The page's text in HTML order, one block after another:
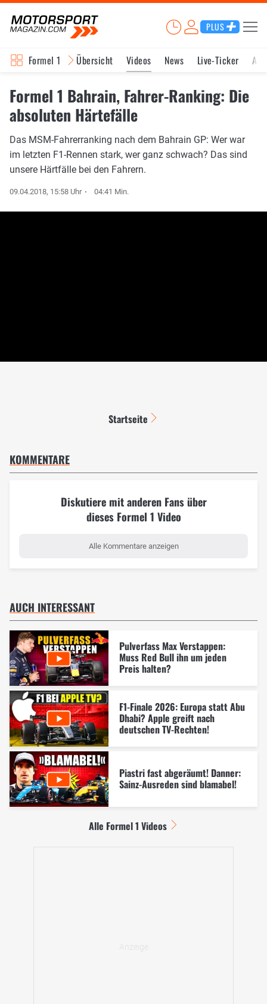
PLUS
Formel 1 Übersicht Videos News Live-Ticker
Formel 1 Bahrain, Fahrer-Ranking: Die
absoluten Härtefälle
Das MSM-Fahrerranking nach dem Bahrain GP: Wer war
im letzten F1-Rennen stark, wer ganz schwach? Das sind
unsere Härtfälle bei den Fahrern.
09.04.2018, 15:58 Uhr 04:41 Min.
Startseite
KOMMENTARE
Diskutiere mit anderen Fans über
dieses Formel 1 Video
Alle Kommentare anzeigen
AUCH INTERESSANT
Pulverfass Max Verstappen:
Muss Red Bull ihn um jeden
Preis halten?
F1-Finale 2026: Europa statt Abu
Dhabi? Apple greift nach
deutschen TV-Rechten!
Piastri fast abgeräumt! Danner:
Sainz-Ausreden sind blamabel!
Alle Formel 1 Videos